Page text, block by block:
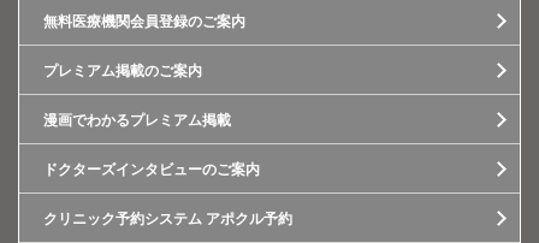
無料医療機関会員登録のご案内
プレミアム掲載のご案内
漫画でわかるプレミアム掲載
ドクターズインタビューのご案内
クリニック予約システム アポクル予約